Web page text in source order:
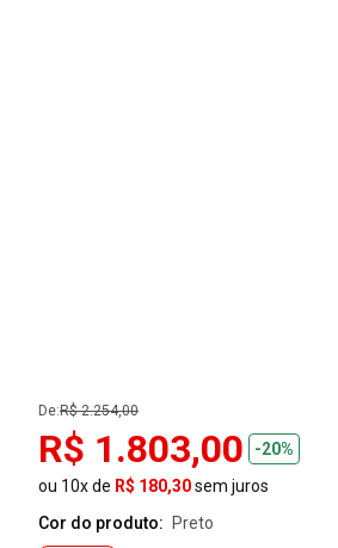
De:R$ 2.254,00
R$ 1.803,00
-20%
ou 10x de R$ 180,30sem juros
Cor do produto:
preto